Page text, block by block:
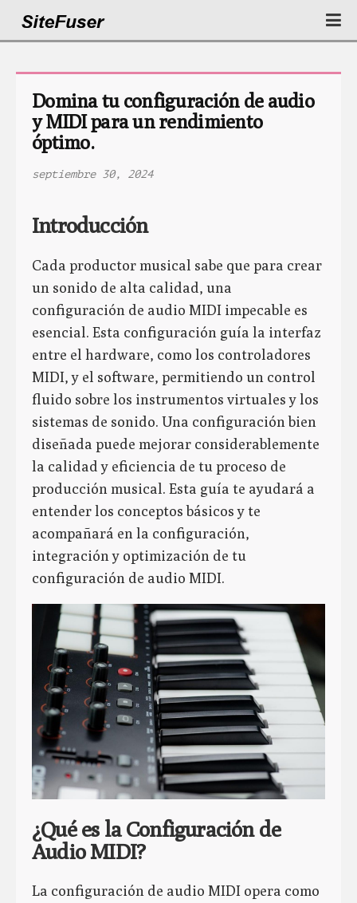
Domina tu configuración de audio
y MIDI para un rendimiento
óptimo.
septiembre 30, 2024
Introducción
Cada productor musical sabe que para crear
un sonido de alta calidad, una
configuración de audio MIDI impecable es
esencial. Esta configuración guía la interfaz
entre el hardware, como los controladores
MIDI, y el software, permitiendo un control
fluido sobre los instrumentos virtuales y los
sistemas de sonido. Una configuración bien
diseñada puede mejorar considerablemente
la calidad y eficiencia de tu proceso de
producción musical. Esta guía te ayudará a
entender los conceptos básicos y te
acompañará en la configuración,
integración y optimización de tu
configuración de audio MIDI.
¿Qué es la Configuración de
Audio MIDI?
La configuración de audio MIDI opera como